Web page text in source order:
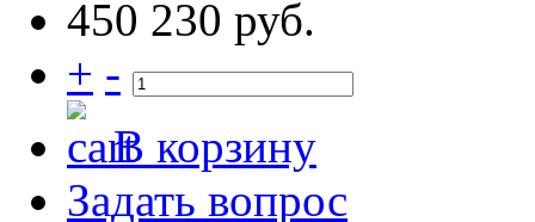
450 230 руб.
+ -
В корзину
Задать вопрос